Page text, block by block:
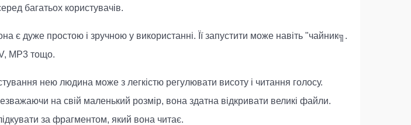
багатьох користувачів.
є дуже простою і зручною у використанні. Її запустити може навіть "чайник╗.
MP3 тощо.
нею людина може з легкістю регулювати висоту і читання голосу.
на свій маленький розмір, вона здатна відкривати великі файли.
за фрагментом, який вона читає.